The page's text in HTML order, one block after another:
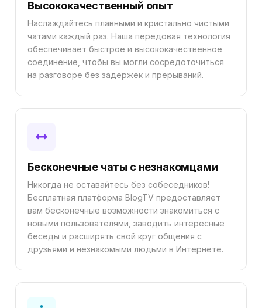
Высококачественный опыт
Наслаждайтесь плавными и кристально чистыми
чатами каждый раз. Наша передовая технология
обеспечивает быстрое и высококачественное
соединение, чтобы вы могли сосредоточиться
на разговоре без задержек и прерываний.
Бесконечные чаты с незнакомцами
Никогда не оставайтесь без собеседников!
Бесплатная платформа BlogTV предоставляет
вам бесконечные возможности знакомиться с
новыми пользователями, заводить интересные
беседы и расширять свой круг общения с
друзьями и незнакомыми людьми в Интернете.